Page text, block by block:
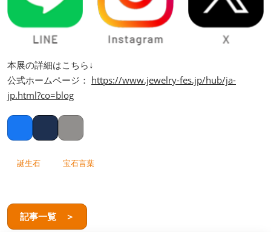
本展の詳細はこちら↓
公式ホームページ： https://www.jewelry-fes.jp/hub/ja-
jp.html?co=blog
FacebookTwitterCopy link
誕生石 宝石言葉
記事一覧 ＞